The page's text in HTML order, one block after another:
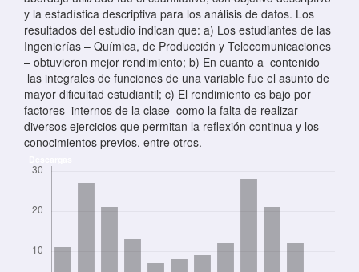
y la estadística descriptiva para los análisis de datos. Los
resultados del estudio indican que: a) Los estudiantes de las
Ingenierías – Química, de Producción y Telecomunicaciones
– obtuvieron mejor rendimiento; b) En cuanto a contenido
las integrales de funciones de una variable fue el asunto de
mayor dificultad estudiantil; c) El rendimiento es bajo por
factores internos de la clase como la falta de realizar
diversos ejercicios que permitan la reflexión continua y los
conocimientos previos, entre otros.